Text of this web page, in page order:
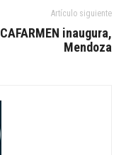
Artículo siguiente
CAFARMEN inaugura,
Mendoza